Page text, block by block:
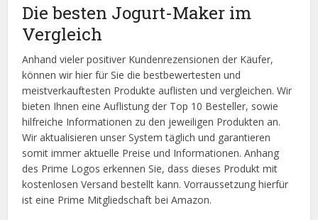
Die besten Jogurt-Maker im
Vergleich
Anhand vieler positiver Kundenrezensionen der Käufer,
können wir hier für Sie die bestbewertesten und
meistverkauftesten Produkte auflisten und vergleichen. Wir
bieten Ihnen eine Auflistung der Top 10 Besteller, sowie
hilfreiche Informationen zu den jeweiligen Produkten an.
Wir aktualisieren unser System täglich und garantieren
somit immer aktuelle Preise und Informationen. Anhang
des Prime Logos erkennen Sie, dass dieses Produkt mit
kostenlosen Versand bestellt kann. Vorraussetzung hierfür
ist eine Prime Mitgliedschaft bei Amazon.